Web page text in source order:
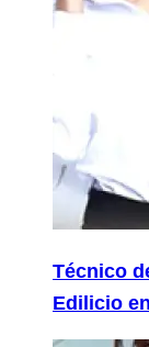
Técnico
Edilicio